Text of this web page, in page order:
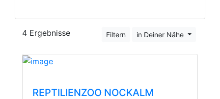
4 Ergebnisse Filtern in Deiner Nähe
REPTILIENZOO NOCKALM